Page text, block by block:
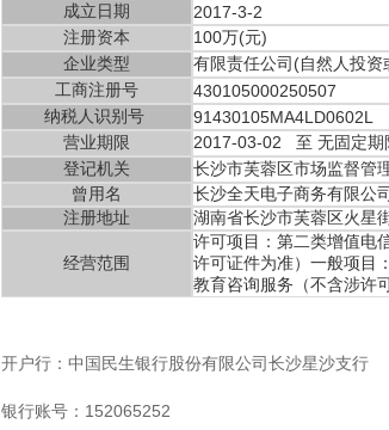
成立日期
2017-3-2
注册资本
100万(元)
企业类型
有限责任公司(自然人投资
工商注册号
430105000250507
纳税人识别号
91430105MA4LD0602L
营业期限
2017-03-02 至 无固定期
登记机关
长沙市芙蓉区市场监督管
曾用名
长沙全天电子商务有限公司
注册地址
湖南省长沙市芙蓉区火星
经营范围
许可项目：第二类增值电
许可证件为准）一般项目
教育咨询服务（不含涉许
开户行：中国民生银行股份有限公司长沙星沙支行
银行账号：152065252